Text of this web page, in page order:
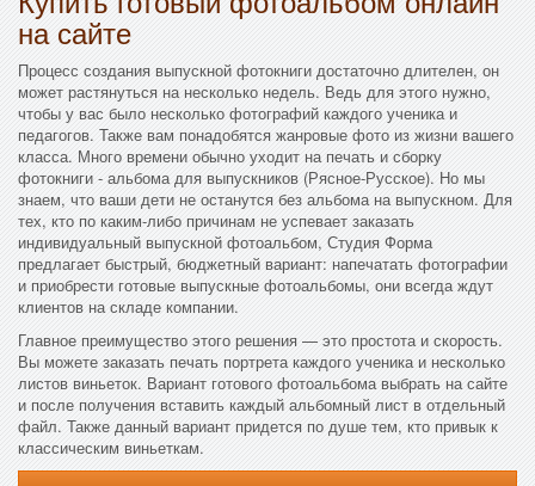
на сайте
Процесс создания выпускной фотокниги достаточно длителен, он
может растянуться на несколько недель. Ведь для этого нужно,
чтобы у вас было несколько фотографий каждого ученика и
педагогов. Также вам понадобятся жанровые фото из жизни вашего
класса. Много времени обычно уходит на печать и сборку
фотокниги - альбома для выпускников (Рясное-Русское). Но мы
знаем, что ваши дети не останутся без альбома на выпускном. Для
тех, кто по каким-либо причинам не успевает заказать
индивидуальный выпускной фотоальбом, Студия Форма
предлагает быстрый, бюджетный вариант: напечатать фотографии
и приобрести готовые выпускные фотоальбомы, они всегда ждут
клиентов на складе компании.
Главное преимущество этого решения — это простота и скорость.
Вы можете заказать печать портрета каждого ученика и несколько
листов виньеток. Вариант готового фотоальбома выбрать на сайте
и после получения вставить каждый альбомный лист в отдельный
файл. Также данный вариант придется по душе тем, кто привык к
классическим виньеткам.